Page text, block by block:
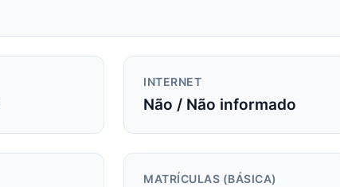
INTERNET
Não / Não informado
MATRÍCULAS (BÁSICA)